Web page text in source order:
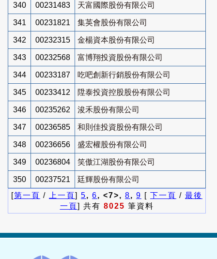
340 00231483 天富國際股份有限公司
341 00231821 集英會股份有限公司
342 00232315 金楊資本股份有限公司
343 00232568 富博翔投資股份有限公司
344 00233187 吃吧創新行銷股份有限公司
345 00233412 陞泰投資控股股份有限公司
346 00235262 浚禾股份有限公司
347 00236585 和則佳投資股份有限公司
348 00236656 盛宏權股份有限公司
349 00236804 笑傲江湖股份有限公司
350 00237521
廷輝股份有限公司
[第一頁 / 上一頁] 5, 6, <7>, 8, 9 [ 下一頁 / 最後
一頁] 共有 8025 筆資料